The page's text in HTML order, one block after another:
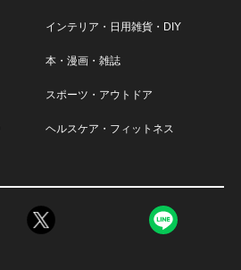
インテリア・日用雑貨・DIY
本・漫画・雑誌
スポーツ・アウトドア
ヘルスケア・フィットネス